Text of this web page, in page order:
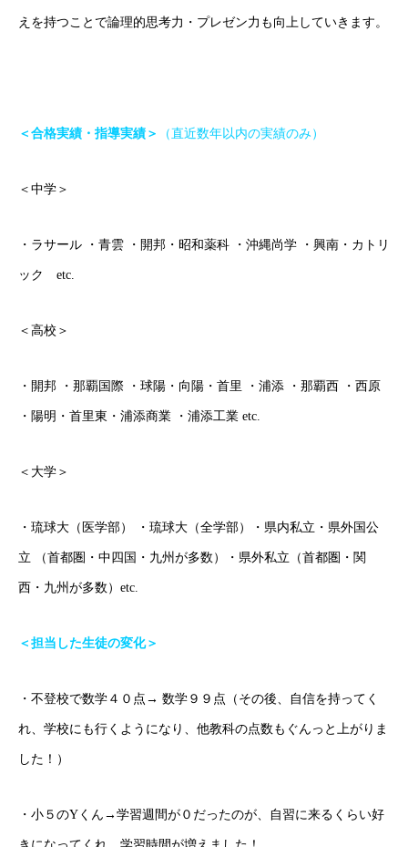
学年別コース紹介
えを持つことで論理的思考力・プレゼン力も向上していきます。
＜合格実績・指導実績＞ （直近数年以内の実績のみ）
＜中学＞
・ラサール ・青雲 ・開邦・昭和薬科 ・沖縄尚学 ・興南・カトリ
ック etc.
＜高校＞
・開邦 ・那覇国際 ・球陽・向陽・首里 ・浦添 ・那覇西 ・西原
・陽明・首里東・浦添商業 ・浦添工業 etc.
＜大学＞
・琉球大（医学部） ・琉球大（全学部）・県内私立・県外国公
立 （首都圏・中四国・九州が多数）・県外私立（首都圏・関
西・九州が多数）etc.
＜担当した生徒の変化＞
・不登校で数学４０点→ 数学９９点（その後、自信を持ってく
れ、学校にも行くようになり、他教科の点数もぐんっと上がりま
した！）
・小５のYくん→学習週間が０だったのが、自習に来るくらい好